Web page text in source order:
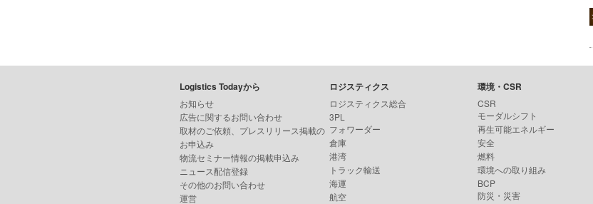
Logistics Todayから
お知らせ
広告に関するお問い合わせ
取材のご依頼、プレスリリース掲載の
お申込み
物流セミナー情報の掲載申込み
ニュース配信登録
その他のお問い合わせ
運営
ロジスティクス
ロジスティクス総合
3PL
フォワーダー
倉庫
港湾
トラック輸送
海運
航空
環境・CSR
CSR
モーダルシフト
再生可能エネルギー
安全
燃料
環境への取り組み
BCP
防災・災害